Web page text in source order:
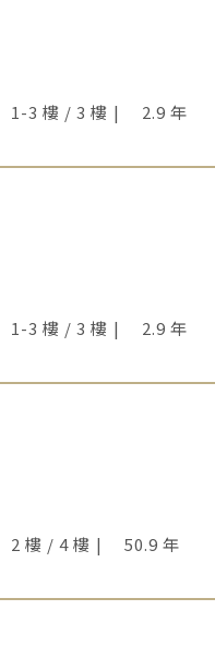
1-3 樓 / 3 樓 2.9 年
1-3 樓 / 3 樓 2.9 年
2 樓 / 4 樓 50.9 年